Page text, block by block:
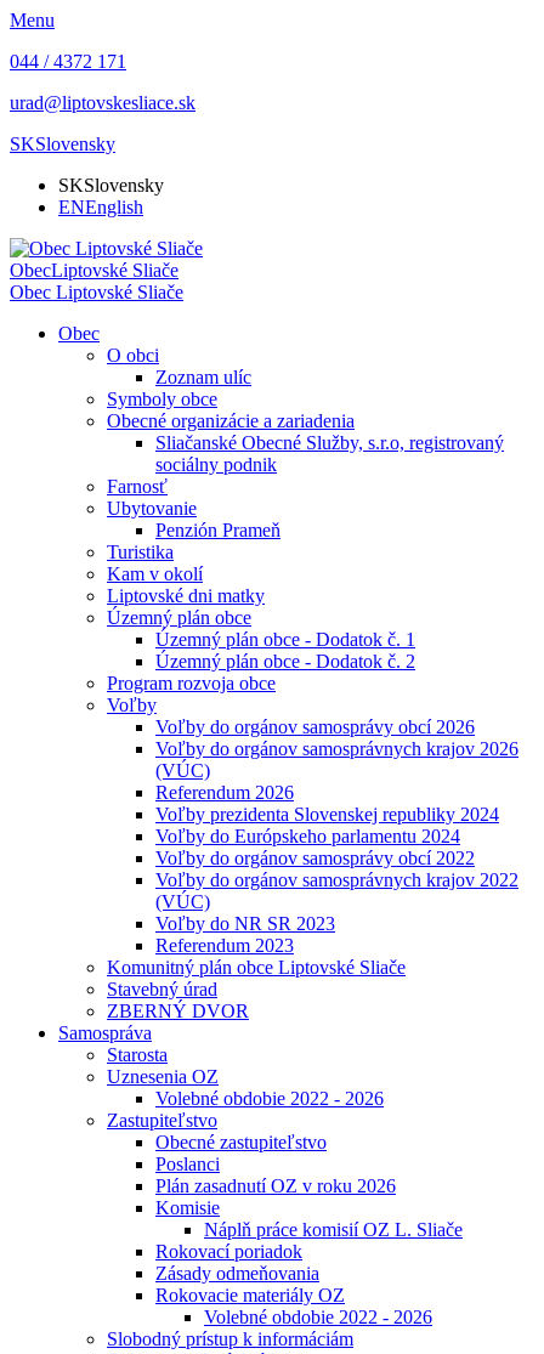
Menu
044 / 4372 171
urad@liptovskesliace.sk
SKSlovensky
SKSlovensky
ENEnglish
ObecLiptovské Sliače
Obec Liptovské Sliače
Obec
O obci
Zoznam ulíc
Symboly obce
Obecné organizácie a zariadenia
Sliačanské Obecné Služby, s.r.o, registrovaný
sociálny podnik
Farnosť
Ubytovanie
Penzión Prameň
Turistika
Kam v okolí
Liptovské dni matky
Územný plán obce
Územný plán obce - Dodatok č. 1
Územný plán obce - Dodatok č. 2
Program rozvoja obce
Voľby
Voľby do orgánov samosprávy obcí 2026
Voľby do orgánov samosprávnych krajov 2026
(VÚC)
Referendum 2026
Voľby prezidenta Slovenskej republiky 2024
Voľby do Európskeho parlamentu 2024
Voľby do orgánov samosprávy obcí 2022
Voľby do orgánov samosprávnych krajov 2022
(VÚC)
Voľby do NR SR 2023
Referendum 2023
Komunitný plán obce Liptovské Sliače
Stavebný úrad
ZBERNÝ DVOR
Samospráva
Starosta
Uznesenia OZ
Volebné obdobie 2022 - 2026
Zastupiteľstvo
Obecné zastupiteľstvo
Poslanci
Plán zasadnutí OZ v roku 2026
Komisie
Náplň práce komisií OZ L. Sliače
Rokovací poriadok
Zásady odmeňovania
Rokovacie materiály OZ
Volebné obdobie 2022 - 2026
Slobodný prístup k informáciám